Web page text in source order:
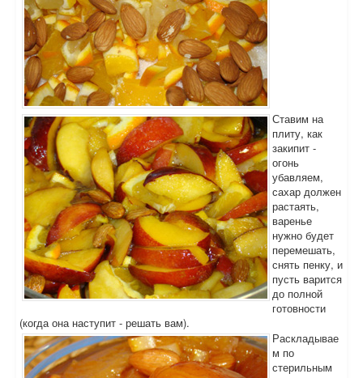
Ставим на
плиту, как
закипит -
огонь
убавляем,
сахар должен
растаять,
варенье
нужно будет
перемешать,
снять пенку, и
пусть варится
до полной
готовности
(когда она наступит - решать вам).
Раскладывае
м по
стерильным